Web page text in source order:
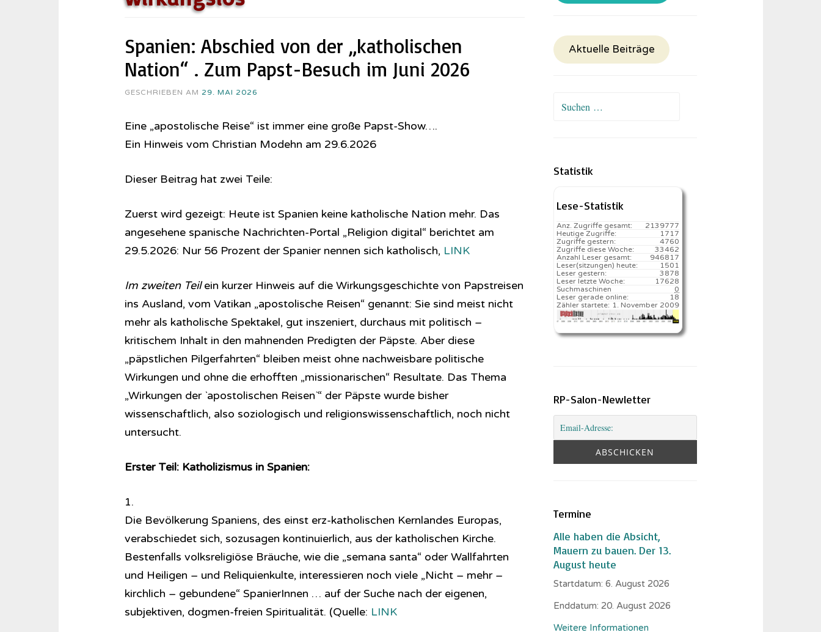
Spanien: Abschied von der „katholischen
Nation“ . Zum Papst-Besuch im Juni 2026
GESCHRIEBEN AM 29. MAI 2026
Eine „apostolische Reise“ ist immer eine große Papst-Show….
Ein Hinweis vom Christian Modehn am 29.6.2026
Dieser Beitrag hat zwei Teile:
Zuerst wird gezeigt: Heute ist Spanien keine katholische Nation mehr. Das
angesehene spanische Nachrichten-Portal „Religion digital“ berichtet am
29.5.2026: Nur 56 Prozent der Spanier nennen sich katholisch, LINK
Im zweiten Teilein kurzer Hinweis auf die Wirkungsgeschichte von Papstreisen
ins Ausland, vom Vatikan „apostolische Reisen“ genannt: Sie sind meist nicht
mehr als katholische Spektakel, gut inszeniert, durchaus mit politisch –
kritischem Inhalt in den mahnenden Predigten der Päpste. Aber diese
„päpstlichen Pilgerfahrten“ bleiben meist ohne nachweisbare politische
Wirkungen und ohne die erhofften „missionarischen“ Resultate. Das Thema
„Wirkungen der `apostolischen Reisen`“ der Päpste wurde bisher
wissenschaftlich, also soziologisch und religionswissenschaftlich, noch nicht
untersucht.
Erster Teil: Katholizismus in Spanien:
1.
Die Bevölkerung Spaniens, des einst erz-katholischen Kernlandes Europas,
verabschiedet sich, sozusagen kontinuierlich, aus der katholischen Kirche.
Bestenfalls volksreligiöse Bräuche, wie die „semana santa“ oder Wallfahrten
und Heiligen – und Reliquienkulte, interessieren noch viele „Nicht – mehr –
kirchlich – gebundene“ SpanierInnen … auf der Suche nach der eigenen,
subjektiven, dogmen-freien Spiritualität. (Quelle: LINK
Aktuelle Beiträge
Suchen
Statistik
Lese-Statistik
2139777
Anz. Zugriffe gesamt:
1717
Heutige Zugriffe:
4760
Zugriffe gestern:
33462
Zugriffe diese Woche:
946817
Anzahl Leser gesamt:
1501️
Leser(sitzungen) heute:
3878
Leser gestern:
17628️
Leser letzte Woche:
0
Suchmaschinen
18
Leser gerade online:
1. November 2009
Zähler startete:
RP-Salon-Newletter
Termine
Alle haben die Absicht,
Mauern zu bauen. Der 13.
August heute
Startdatum:6. August 2026
Enddatum: 20. August 2026
Weitere Informationen